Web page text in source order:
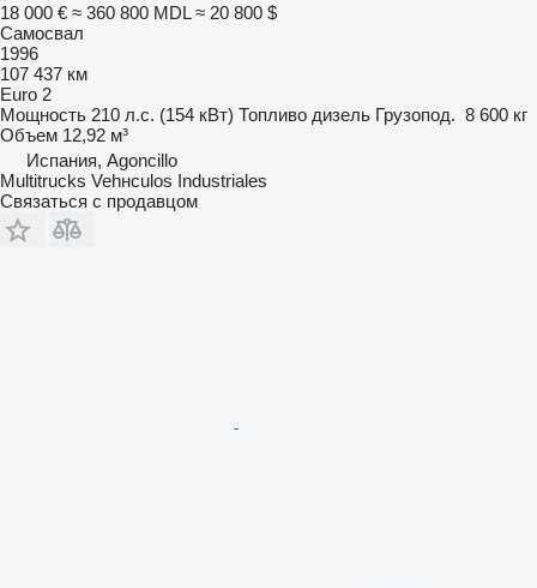
18 000 € ≈ 360 800 MDL ≈ 20 800 $
Самосвал
1996
107 437 км
Euro 2
Мощность 210 л.с. (154 кВт) Топливо дизель Грузопод. 8 600 кг
Объем 12,92 м³
Испания, Agoncillo
Multitrucks Vehнculos Industriales
Связаться с продавцом